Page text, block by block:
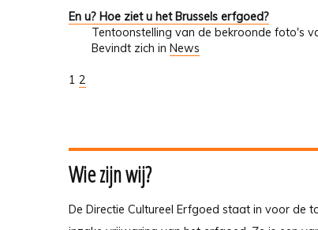
En u? Hoe ziet u het Brussels erfgoed?
Tentoonstelling van de bekroonde foto's
Bevindt zich in News
1 2
Wie zijn wij?
De Directie Cultureel Erfgoed staat in voor de